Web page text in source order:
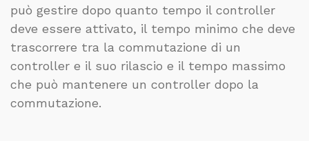
può gestire dopo quanto tempo il controller
deve essere attivato, il tempo minimo che deve
trascorrere tra la commutazione di un
controller e il suo rilascio e il tempo massimo
che può mantenere un controller dopo la
commutazione.